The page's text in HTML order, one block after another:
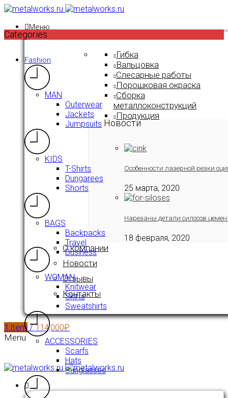
Меню
Гибка
Вальцовка
Слесарные работы
Порошковая окраска
Сборка
металлоконструкций
Продукция
Новости
Особенности лазерной резки
25 марта, 2020
Нарезаны детали силосов
18 февраля, 2020
О компании
Новости
Отзывы
Контакты
1 item / 114,000₽
Menu
Categories
Fashion
MAN
Outerwear
Jackets
Jumpsuits
KIDS
T-Shirts
Dungarees
Shorts
BAGS
Backpacks
Travel
Business
WOMAN
Knitwear
Skirts
Sweatshirts
ACCESSORIES
Scarfs
Hats
Sunglasses